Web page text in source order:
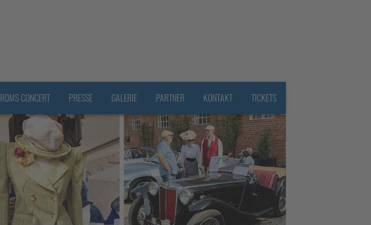
CONCERT PRESSE GALERIE PARTNER KONTAKT TICKETS